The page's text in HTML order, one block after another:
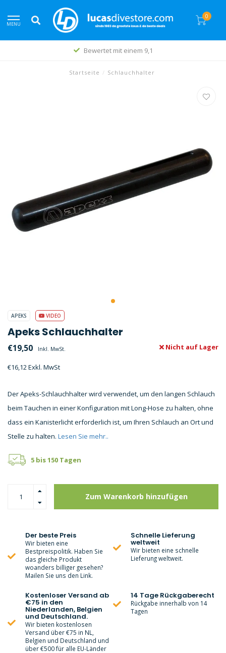
MENU
0
Bewertet mit einem 9,1
Startseite / Schlauchhalter
APEKS VIDEO
Apeks Schlauchhalter
€19,50 Inkl. MwSt.
€16,12 Exkl. MwSt
Nicht auf Lager
Der Apeks-Schlauchhalter wird verwendet, um den langen Schlauch
beim Tauchen in einer Konfiguration mit Long-Hose zu halten, ohne
dass ein Kanisterlicht erforderlich ist, um Ihren Schlauch an Ort und
Stelle zu halten. Lesen Sie mehr..
5 bis 150 Tagen
Zum Warenkorb hinzufügen
Der beste Preis
Wir bieten eine
Bestpreispolitik. Haben Sie
das gleiche Produkt
woanders billiger gesehen?
Mailen Sie uns den Link.
Schnelle Lieferung
weltweit
Wir bieten eine schnelle
Lieferung weltweit.
Kostenloser Versand ab
€75 in den
Niederlanden, Belgien
und Deutschland.
Wir bieten kostenlosen
Versand über €75 in NL,
Belgien und Deutschland und
über €500 für alle EU-Länder
14 Tage Rückgaberecht
Rückgabe innerhalb von 14
Tagen